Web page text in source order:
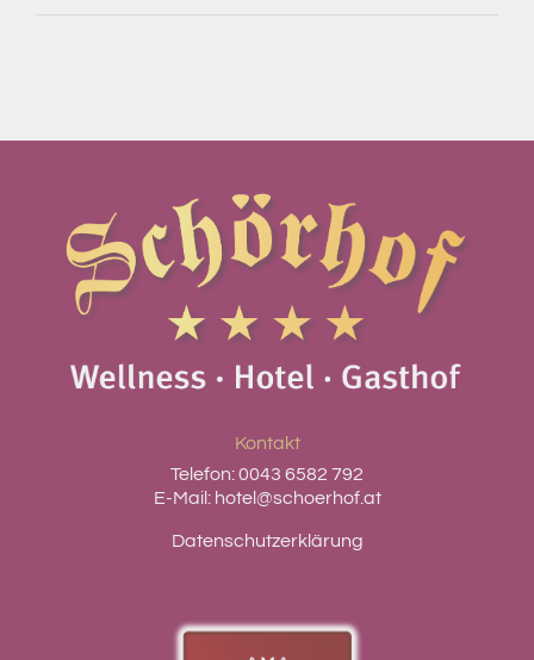
Kontakt
Telefon:0043 6582 792
E-Mail: hotel@schoerhof.at
Datenschutzerklärung